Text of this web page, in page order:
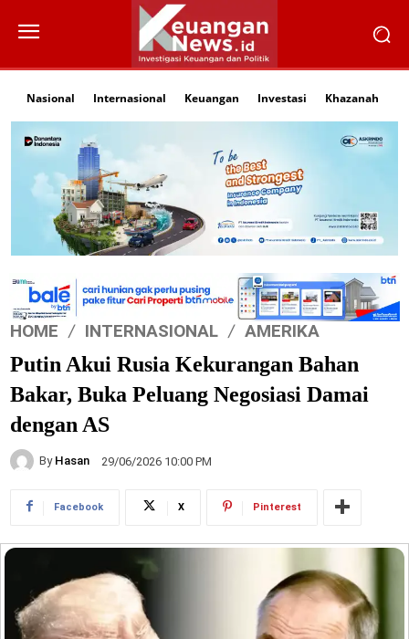
Nasional Internasional Keuangan Investasi Khazanah
HOME INTERNASIONAL AMERIKA
Putin Akui Rusia Kekurangan Bahan
Bakar, Buka Peluang Negosiasi Damai
dengan AS
By Hasan 29/06/2026 10:00 PM
Facebook X Pinterest